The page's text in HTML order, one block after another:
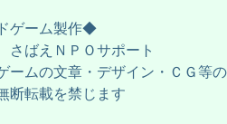
ゲーム製作◆
ばえＮＰＯサポート
ームの文章・デザイン・ＣＧ等の
断転載を禁じます